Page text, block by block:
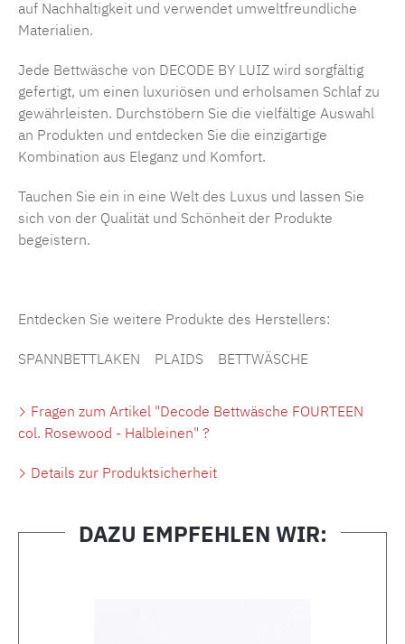
auf Nachhaltigkeit und verwendet umweltfreundliche
Materialien.
Jede Bettwäsche von DECODE BY LUIZ wird sorgfältig
gefertigt, um einen luxuriösen und erholsamen Schlaf zu
gewährleisten. Durchstöbern Sie die vielfältige Auswahl
an Produkten und entdecken Sie die einzigartige
Kombination aus Eleganz und Komfort.
Tauchen Sie ein in eine Welt des Luxus und lassen Sie
sich von der Qualität und Schönheit der Produkte
begeistern.
Entdecken Sie weitere Produkte des Herstellers:
SPANNBETTLAKEN PLAIDS BETTWÄSCHE
Fragen zum Artikel "Decode Bettwäsche FOURTEEN
col. Rosewood - Halbleinen" ?
Details zur Produktsicherheit
DAZU EMPFEHLEN WIR: